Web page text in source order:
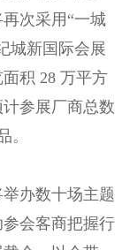
次采用“一城
城新国际会展
积 28 万平方
参展厂商总数
。
办数十场主题
会客商把握行